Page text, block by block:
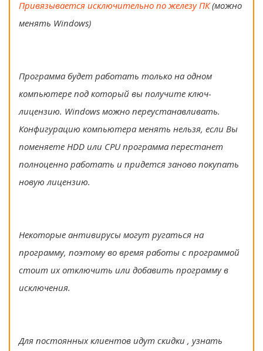
Привязывается исключительно по железу ПК(можно
менять Windows)
Программа будет работать только на одном
компьютере под который вы получите ключ-
лицензию. Windows можно переустанавливать.
Конфигурацию компьютера менять нельзя, если Вы
поменяете HDD или CPU программа перестанет
полноценно работать и придется заново покупать
новую лицензию.
Некоторые антивирусы могут ругаться на
программу, поэтому во время работы с программой
стоит их отключить или добавить программу в
исключения.
Для постоянных клиентов идут скидки , узнать